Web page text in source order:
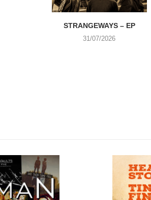
STRANGEWAYS – EP
31/07/2026